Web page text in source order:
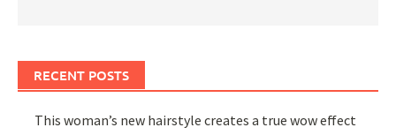
RECENT POSTS
This woman’s new hairstyle creates a true wow effect